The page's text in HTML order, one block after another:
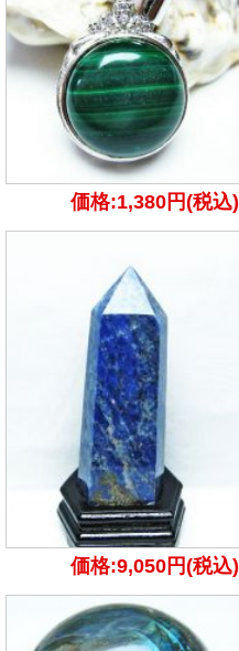
価格:1,380円(税込)
価格:9,050円(税込)